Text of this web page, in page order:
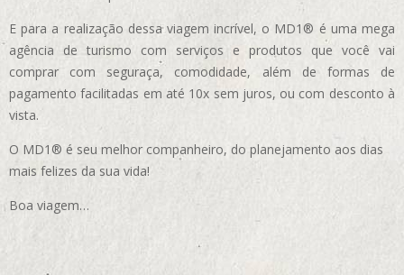
E para a realização dessa viagem incrível, o MD1® é uma mega
agência de turismo com serviços e produtos que você vai
comprar com seguraça, comodidade, além de formas de
pagamento facilitadas em até 10x sem juros, ou com desconto à
vista.
O MD1® é seu melhor companheiro, do planejamento aos dias
mais felizes da sua vida!
Boa viagem…